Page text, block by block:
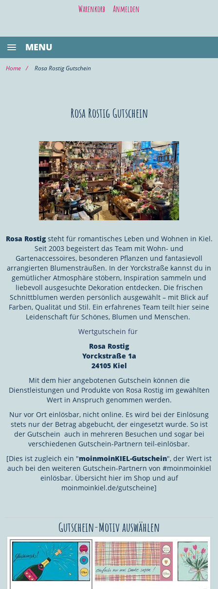
Warenkorb Anmelden
MENU
BESTSELLER
SHOPPING
VOR ORT KAUFEN
Home Rosa Rostig Gutschein
Rosa Rostig Gutschein
Rosa Rostigsteht für romantisches Leben und Wohnen in Kiel.
Seit 2003 begeistert das Team mit Wohn- und
Gartenaccessoires, besonderen Pflanzen und fantasievoll
arrangierten Blumensträußen. In der Yorckstraße kannst du in
gemütlicher Atmosphäre stöbern, Inspiration sammeln und
liebevoll ausgesuchte Dekoration entdecken. Die frischen
Schnittblumen werden persönlich ausgewählt – mit Blick auf
Farben, Qualität und Stil. Ein erfahrenes Team teilt hier seine
Leidenschaft für Schönes, Blumen und Menschen.
Wertgutschein für
Rosa Rostig
Yorckstraße 1a
24105 Kiel
Mit dem hier angebotenen Gutschein können die
Dienstleistungen und Produkte von Rosa Rostig im gewählten
Wert in Anspruch genommen werden.
Nur vor Ort einlösbar, nicht online. Es wird bei der Einlösung
stets nur der Betrag abgebucht, der eingesetzt wurde. So ist
der Gutschein auch in mehreren Besuchen und sogar bei
verschiedenen Gutschein-Partnern teil-einlösbar.
[Dies ist zugleich ein "moinmoinKIEL-Gutschein", der Wert ist
auch bei den weiteren Gutschein-Partnern von #moinmoinkiel
einlösbar. Übersicht hier im Shop und auf
moinmoinkiel.de/gutscheine]
Gutschein-Motiv auswählen